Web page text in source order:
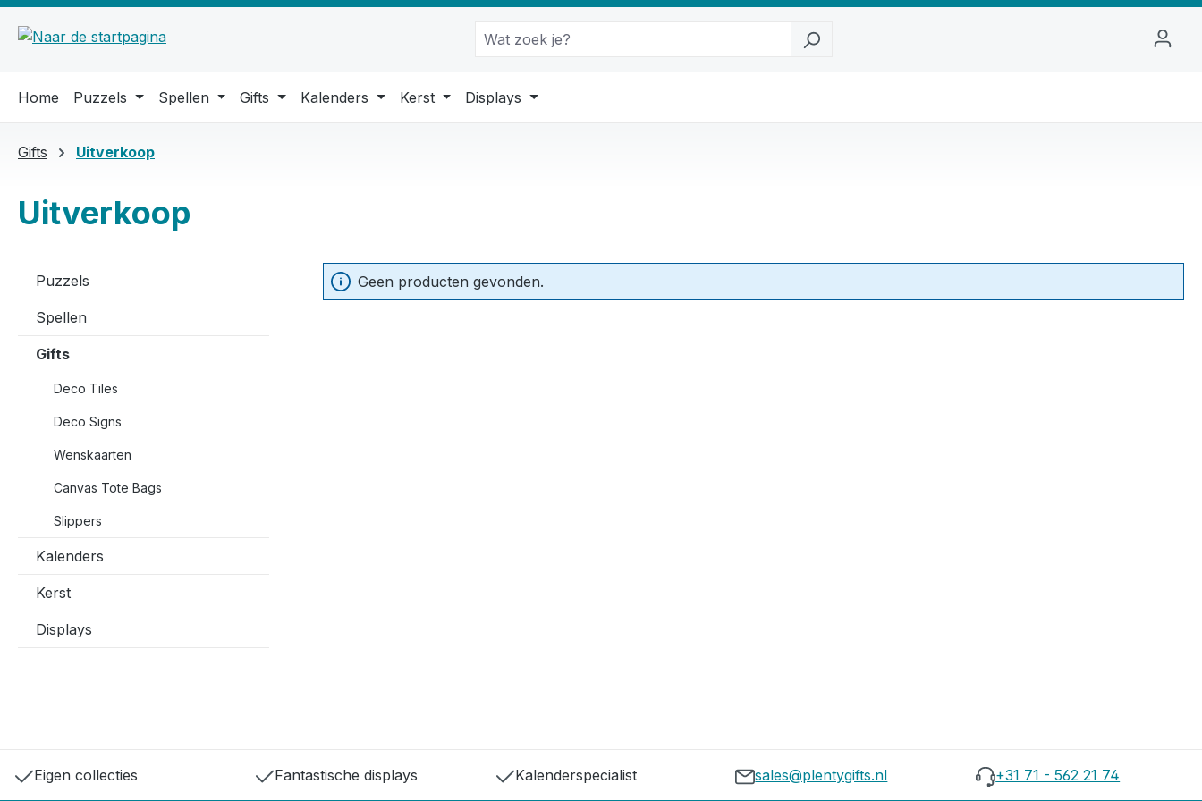
Home Puzzels Spellen Gifts Kalenders Kerst Displays
Gifts Uitverkoop
Uitverkoop
Puzzels
Spellen
Gifts
Deco Tiles
Deco Signs
Wenskaarten
Canvas Tote Bags
Slippers
Kalenders
Kerst
Displays
Geen producten gevonden.
Eigen collecties Fantastische displays Kalenderspecialist sales@plentygifts.nl +31 71 - 562 21 74